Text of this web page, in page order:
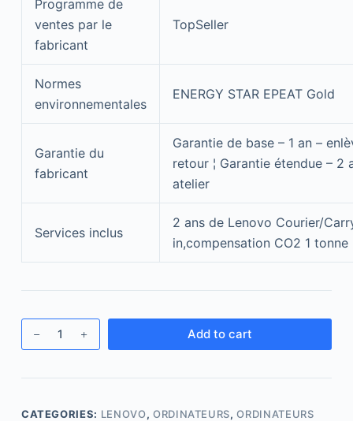
Programme de
ventes par le
fabricant
TopSeller
Normes
environnementales
ENERGY STAR EPEAT Gold
Garantie du
fabricant
Garantie de base – 1 an –
retour ¦ Garantie étendue – 2
atelier
Services inclus
2 ans de Lenovo Courier/
in,compensation CO2 1 tonne
Add to cart
CATEGORIES: LENOVO, ORDINATEURS,ORDINATEURS